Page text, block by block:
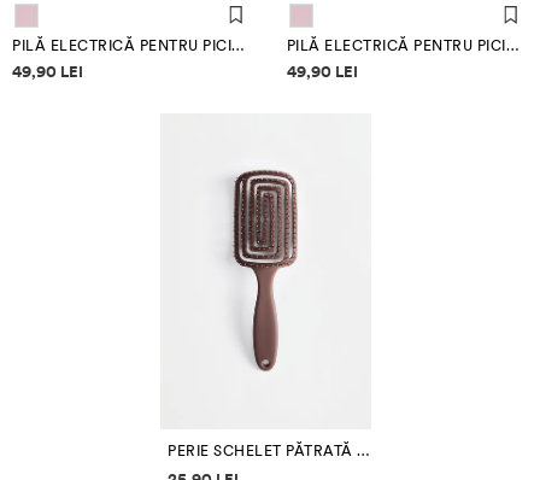
PILĂ ELECTRICĂ PENTRU PICIOARE
Informații despre prețuri
49,90 LEI
PILĂ ELECTRICĂ PENTRU PICIOARE
Informații despre prețuri
49,90 LEI
PERIE SCHELET PĂTRATĂ PENTRU PĂR